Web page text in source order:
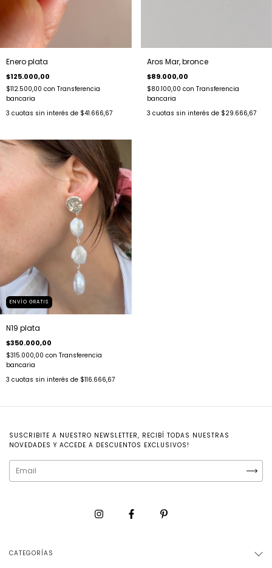
Enero plata
$125.000,00
$112.500,00 con Transferencia
bancaria
3 cuotas sin interés de $41.666,67
Aros Mar, bronce
$89.000,00
$80.100,00 con Transferencia
bancaria
3 cuotas sin interés de $29.666,67
ENVÍO GRATIS
N19 plata
$350.000,00
$315.000,00 con Transferencia
bancaria
3 cuotas sin interés de $116.666,67
SUSCRIBITE A NUESTRO NEWSLETTER, RECIBÍ TODAS NUESTRAS
NOVEDADES Y ACCEDE A DESCUENTOS EXCLUSIVOS!
CATEGORÍAS